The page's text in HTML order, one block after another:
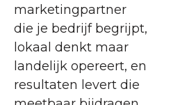
marketingpartner
die je bedrijf begrijpt,
lokaal denkt maar
landelijk opereert, en
resultaten levert die